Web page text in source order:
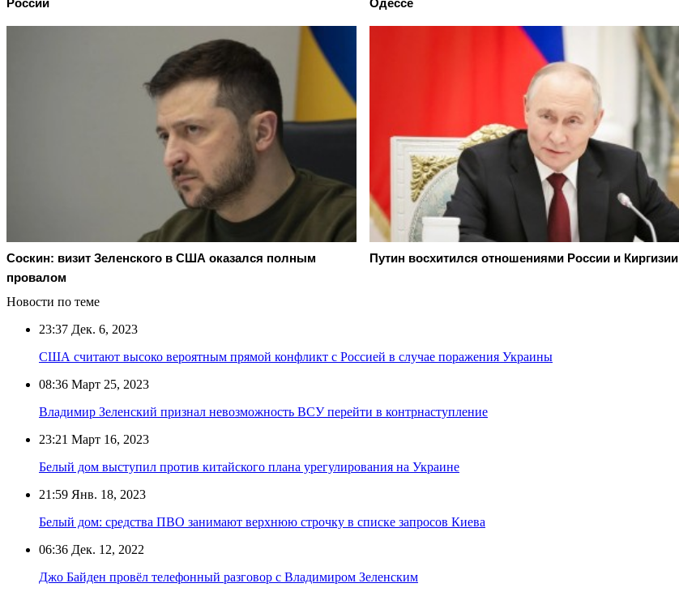
России
Одессе
Соскин: визит Зеленского в США оказался полным
провалом
Путин восхитился отношениями России и Киргизии
Новости по теме
23:37 Дек. 6, 2023
США считают высоко вероятным прямой конфликт с Россией в случае поражения Украины
08:36 Март 25, 2023
Владимир Зеленский признал невозможность ВСУ перейти в контрнаступление
23:21 Март 16, 2023
Белый дом выступил против китайского плана урегулирования на Украине
21:59 Янв. 18, 2023
Белый дом: средства ПВО занимают верхнюю строчку в списке запросов Киева
06:36 Дек. 12, 2022
Джо Байден провёл телефонный разговор с Владимиром Зеленским